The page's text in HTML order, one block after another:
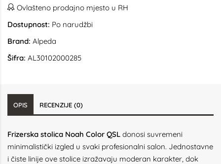
Ovlašteno prodajno mjesto u RH
Dostupnost: Po narudžbi
Brand: Alpeda
Šifra: AL30102000285
OPIS RECENZIJE (0)
Frizerska stolica Noah Color QSL donosi suvremeni
minimalistički izgled u svaki profesionalni salon. Jednostavne
i čiste linije ove stolice izražavaju moderan karakter, dok